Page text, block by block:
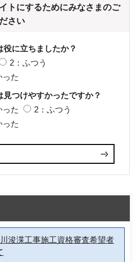
トにするためにみなさまのご
さい
役に立ちましたか？
2：ふつう
った
見つけやすかったですか？
った
2：ふつう
った
浚渫工事施工資格審査希望者